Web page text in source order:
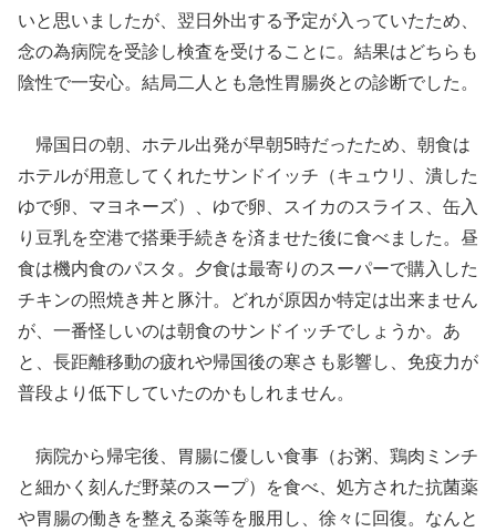
いと思いましたが、翌日外出する予定が入っていたため、
念の為病院を受診し検査を受けることに。結果はどちらも
陰性で一安心。結局二人とも急性胃腸炎との診断でした。
帰国日の朝、ホテル出発が早朝5時だったため、朝食は
ホテルが用意してくれたサンドイッチ（キュウリ、潰した
ゆで卵、マヨネーズ）、ゆで卵、スイカのスライス、缶入
り豆乳を空港で搭乗手続きを済ませた後に食べました。昼
食は機内食のパスタ。夕食は最寄りのスーパーで購入した
チキンの照焼き丼と豚汁。どれが原因か特定は出来ません
が、一番怪しいのは朝食のサンドイッチでしょうか。あ
と、長距離移動の疲れや帰国後の寒さも影響し、免疫力が
普段より低下していたのかもしれません。
病院から帰宅後、胃腸に優しい食事（お粥、鶏肉ミンチ
と細かく刻んだ野菜のスープ）を食べ、処方された抗菌薬
や胃腸の働きを整える薬等を服用し、徐々に回復。なんと